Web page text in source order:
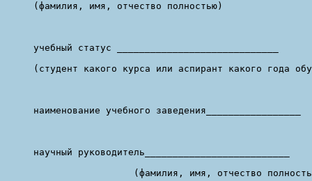
(фамилия, имя, отчество полностью)
учебный статус _____________________________
(студент какого курса или аспирант какого года
наименование учебного заведения_________________
научный руководитель__________________________
(фамилия, имя, отчество